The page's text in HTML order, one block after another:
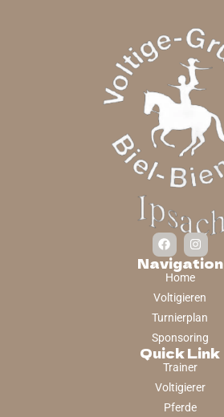
Navigation
Home
Voltigieren
Turnierplan
Sponsoring
Quick Link
Trainer
Voltigierer
Pferde